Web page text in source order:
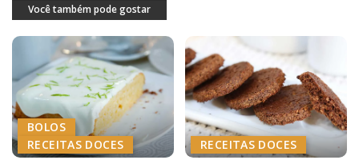
Você também pode gostar
BOLOS
RECEITAS DOCES
RECEITAS DOCES